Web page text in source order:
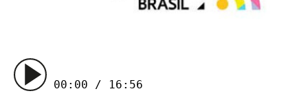
00:00 / 16:56